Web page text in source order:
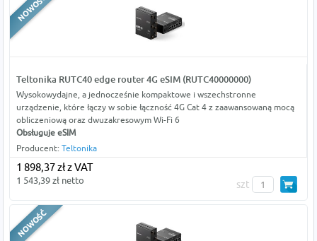
Teltonika RUTC40 edge router 4G eSIM (RUTC40000000)
Wysokowydajne, a jednocześnie kompaktowe i wszechstronne
urządzenie, które łączy w sobie łączność 4G Cat 4 z zaawansowaną mocą
obliczeniową oraz dwuzakresowym Wi-Fi 6
Obsługuje eSIM
Producent: Teltonika
1 898,37 zł z VAT
1 543,39 zł netto szt